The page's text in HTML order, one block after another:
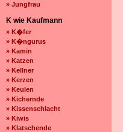
» Jungfrau
K wie Kaufmann
» K�fer
» K�ngurus
» Kamin
» Katzen
» Kellner
» Kerzen
» Keulen
» Kichernde
» Kissenschlacht
» Kiwis
» Klatschende